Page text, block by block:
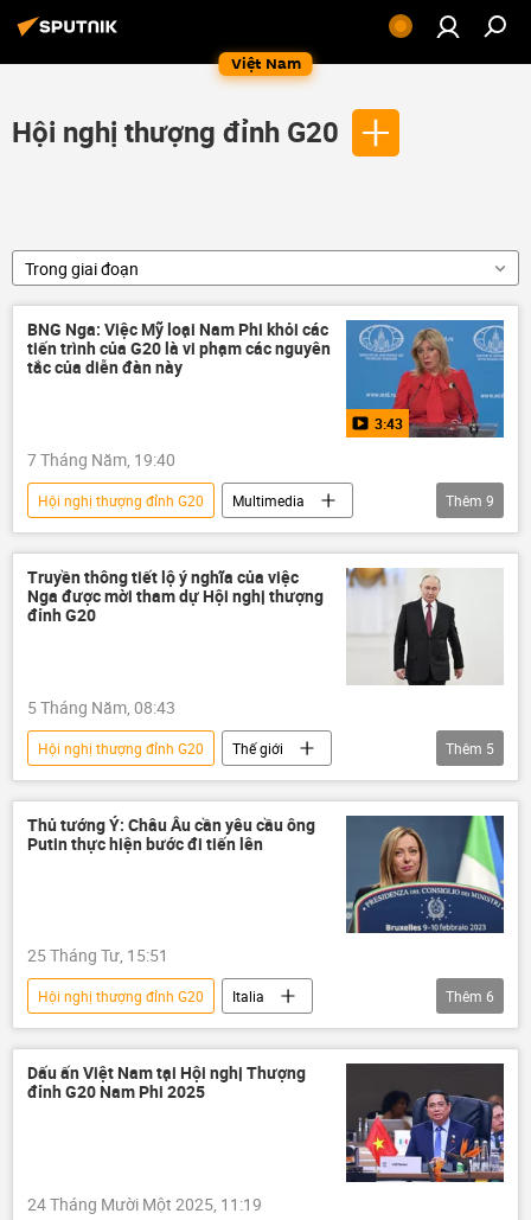
Việt Nam
Hội nghị thượng đỉnh G20
Trong giai đoạn
BNG Nga: Việc Mỹ loại Nam Phi khỏi các
tiến trình của G20 là vi phạm các nguyên
tắc của diễn đàn này
3:43
7 Tháng Năm, 19:40
Hội nghị thượng đỉnh G20
Multimedia
Video
Nga
Maria Zakharova
Bộ Ngoại giao Nga
Nam Phi
Thế giới
Chính trị
G20
Thêm 9
Truyền thông tiết lộ ý nghĩa của việc
Nga được mời tham dự Hội nghị thượng
đỉnh G20
5 Tháng Năm, 08:43
Hội nghị thượng đỉnh G20
Thế giới
Báo chí thế giới
Nga
Vladimir Putin
G20 Nhóm G7
Thêm 5
Thủ tướng Ý: Châu Âu cần yêu cầu ông
Putin thực hiện bước đi tiến lên
25 Tháng Tư, 15:51
Hội nghị thượng đỉnh G20
Italia
Thế giới
Chính trị
Nga
Vladimir Putin
Châu Âu
G20
Thêm 6
Dấu ấn Việt Nam tại Hội nghị Thượng
đỉnh G20 Nam Phi 2025
24 Tháng Mười Một 2025, 11:19